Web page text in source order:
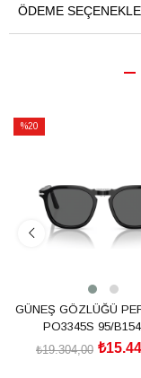
ÖDEME
%20
GÜNEŞ GÖZLÜĞÜ
PO3345S 95/B154
₺19.304,00